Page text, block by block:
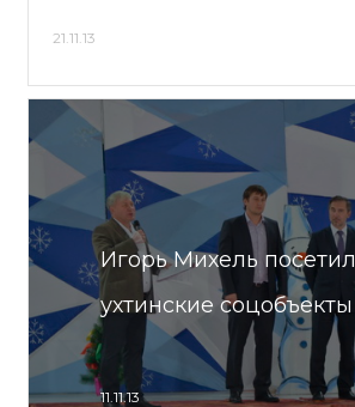
21.11.13
Игорь Михель посетил
ухтинские соцобъекты
11.11.13